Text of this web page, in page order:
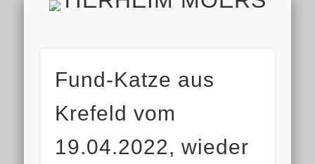
HOME
AKTUELL
ALLE TIERE
HELFEN
TIERHEIM & VEREIN
VIELEN DANK!
IMPRESSUM & DATENSCHUTZ
FINDEFIX
Fund-Katze aus
Krefeld vom
19.04.2022, wieder